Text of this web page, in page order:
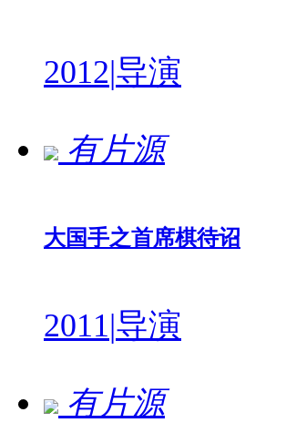
2012|导演
有片源
大国手之首席棋待诏
2011|导演
有片源